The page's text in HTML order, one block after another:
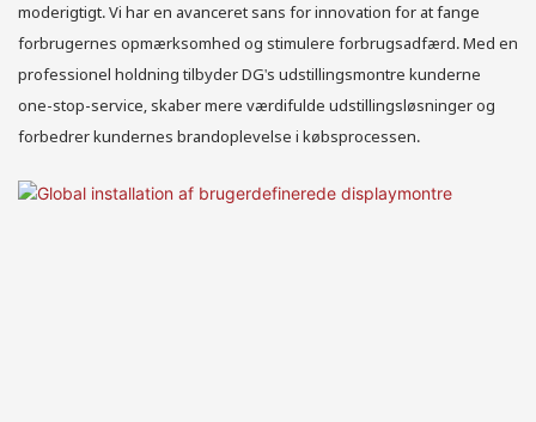
moderigtigt. Vi har en avanceret sans for innovation for at fange
forbrugernes opmærksomhed og stimulere forbrugsadfærd. Med en
professionel holdning tilbyder DG's udstillingsmontre kunderne
one-stop-service, skaber mere værdifulde udstillingsløsninger og
forbedrer kundernes brandoplevelse i købsprocessen.